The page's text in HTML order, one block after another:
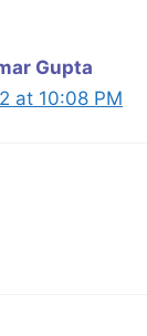
Gupta
at 10:08 PM